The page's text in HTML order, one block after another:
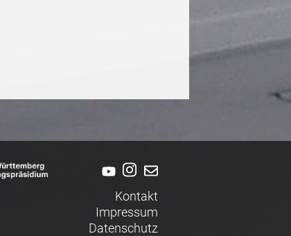
Kontakt
Impressum
Datenschutz